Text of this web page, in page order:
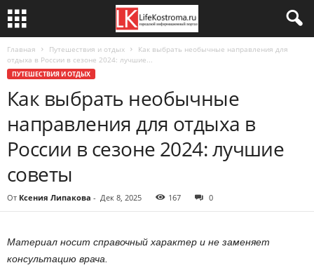
Главная Путешествия и отдых
Как выбрать необычные направления для
отдыха в России в сезоне 2024: лучшие...
ПУТЕШЕСТВИЯ И ОТДЫХ
Как выбрать необычные
направления для отдыха в
России в сезоне 2024: лучшие
советы
От Ксения Липакова - Дек 8, 2025 167 0
Материал носит справочный характер и не заменяет
консультацию врача.